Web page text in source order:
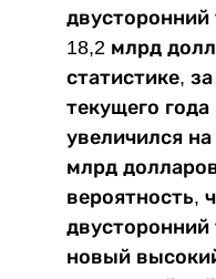
двусторонний
18,2 млрд
статистике,
текущего года
увеличился
млрд
вероятность,
новый